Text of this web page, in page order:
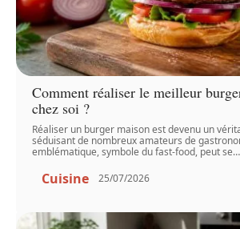
Comment réaliser le meilleur
chez soi ?
Réaliser un burger maison est devenu un
séduisant de nombreux amateurs de
emblématique, symbole du fast-food, peut se…
Cuisine 25/07/2026